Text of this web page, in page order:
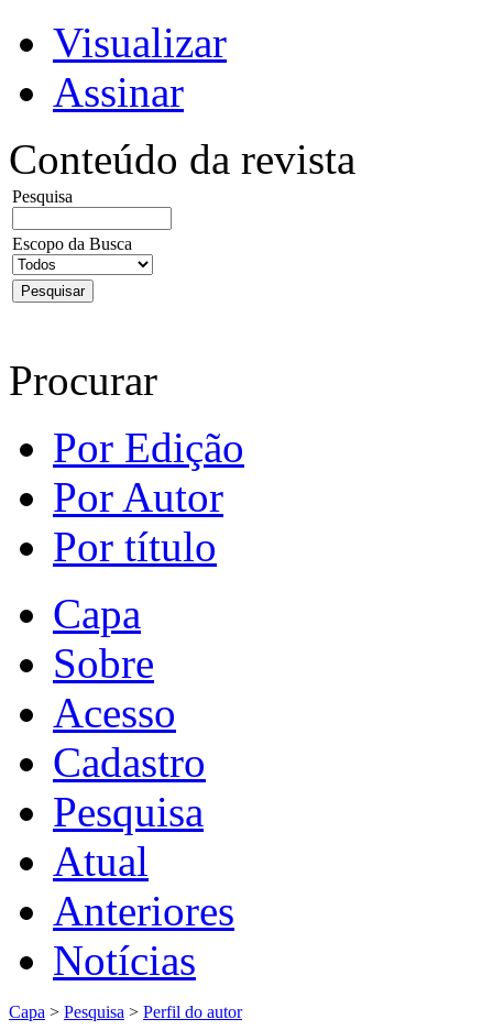
Visualizar
Assinar
Conteúdo da revista
Pesquisa
Escopo da Busca
Procurar
Por Edição
Por Autor
Por título
Capa
Sobre
Acesso
Cadastro
Pesquisa
Atual
Anteriores
Notícias
Capa > Pesquisa > Perfil do autor